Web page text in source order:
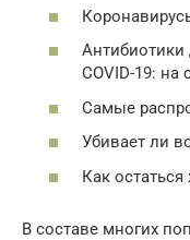
Антибиотики
COVID-19:
Самые
Убивает ли
Как
В составе многих